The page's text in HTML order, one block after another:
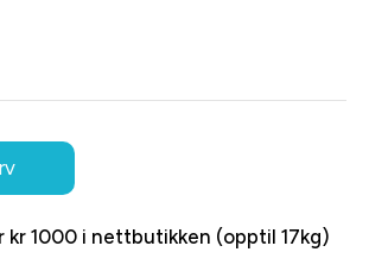
1000 i nettbutikken (opptil 17kg)